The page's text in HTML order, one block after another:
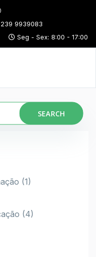
9939083
Seg - Sex: 8:00 - 17:00
SEARCH
(1)
(4)